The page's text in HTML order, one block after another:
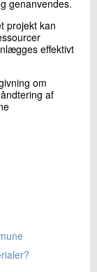
genanvendes.
projekt kan
effektivt
om
af